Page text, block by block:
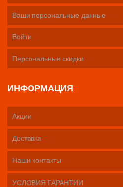
Ваши персональные данные
Войти
Персональные скидки
ИНФОРМАЦИЯ
Акции
Доставка
Наши контакты
УСЛОВИЯ ГАРАНТИИ